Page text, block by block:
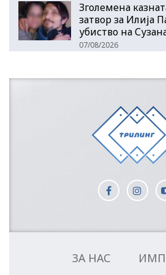
Зголемена
затвор за Илија
убиство на
07/08/2026
ЗА НАС